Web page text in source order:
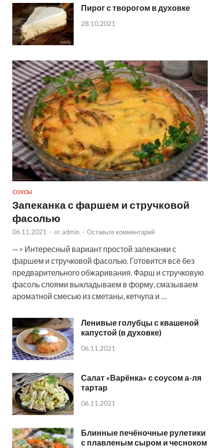
Пирог с творогом в духовке
28.10.2021
СОУСЫ
Запеканка с фаршем и стручковой
фасолью
06.11.2021 - от admin - Оставьте комментарий
—> Интересный вариант простой запеканки с
фаршем и стручковой фасолью. Готовится всё без
предварительного обжаривания. Фарш и стручковую
фасоль слоями выкладываем в форму, смазываем
ароматной смесью из сметаны, кетчупа и …
Ленивые голубцы с квашеной
капустой (в духовке)
06.11.2021
Салат «Варёнка» с соусом а-ля
тартар
06.11.2021
Блинные печёночные рулетики
с плавленым сыром и чесноком